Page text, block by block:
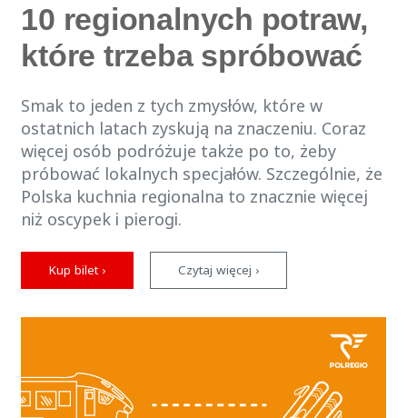
10 regionalnych potraw,
które trzeba spróbować
Smak to jeden z tych zmysłów, które w
ostatnich latach zyskują na znaczeniu. Coraz
więcej osób podróżuje także po to, żeby
próbować lokalnych specjałów. Szczególnie, że
Polska kuchnia regionalna to znacznie więcej
niż oscypek i pierogi.
Kup bilet › Czytaj więcej ›